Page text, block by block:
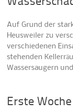
Auf Grund der
Heusweiler zu
verschiedenen
stehenden
Wassersaugern
Erste